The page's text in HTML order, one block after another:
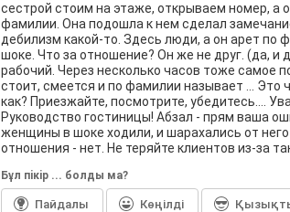
сестрой стоим на этаже, открываем номер, а
фамилии. Она подошла к нем сделал
дебилизм какой-то. Здесь люди, а он арет по
шоке. Что за отношение? Он же не друг. (да, и
рабочий. Через несколько часов тоже самое
стоит, смеется и по фамилии называет ... Это
как? Приезжайте, посмотрите, убедитесь....
Руководство гостиницы! Абзал - прям ваша
женщины в шоке ходили, и шарахались от
отношения - нет. Не теряйте клиентов из-за
Бұл пiкiр ... болды ма?
Пайдалы Көңілді